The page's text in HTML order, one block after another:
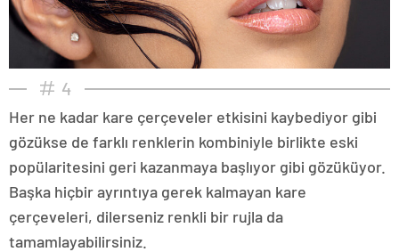
4
Her ne kadar kare çerçeveler etkisini kaybediyor gibi
gözükse de farklı renklerin kombiniyle birlikte eski
popülaritesini geri kazanmaya başlıyor gibi gözüküyor.
Başka hiçbir ayrıntıya gerek kalmayan kare
çerçeveleri, dilerseniz renkli bir rujla da
tamamlayabilirsiniz.